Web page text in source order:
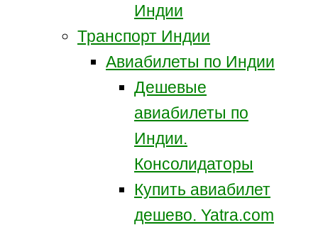
Индии
Транспорт Индии
Авиабилеты по Индии
Дешевые
авиабилеты по
Индии.
Консолидаторы
Купить авиабилет
дешево. Yatra.com